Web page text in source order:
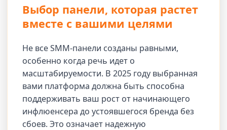
Выбор панели, которая растет
вместе с вашими целями
Не все SMM-панели созданы равными,
особенно когда речь идет о
масштабируемости. В 2025 году выбранная
вами платформа должна быть способна
поддерживать ваш рост от начинающего
инфлюенсера до устоявшегося бренда без
сбоев. Это означает надежную